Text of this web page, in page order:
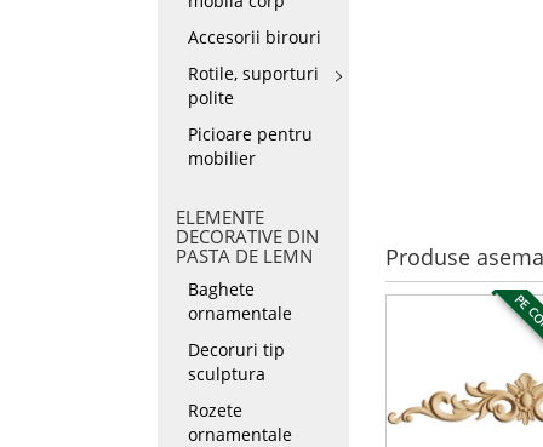
Accesorii birouri
Rotile, suporturi
polite
Picioare pentru
mobilier
ELEMENTE
DECORATIVE DIN
PASTA DE LEMN
Baghete
ornamentale
Decoruri tip
sculptura
Rozete
ornamentale
Produse
PE